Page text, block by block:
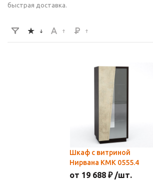
быстрая доставка.
Шкаф с витриной
Нирвана КМК 0555.4
от 19 688 ₽ /шт.